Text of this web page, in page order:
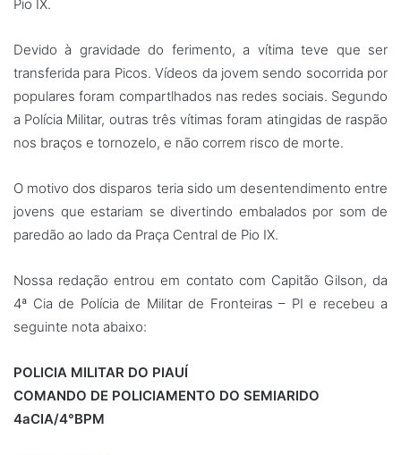
Pio IX.
Devido à gravidade do ferimento, a vítima teve que ser
transferida para Picos. Vídeos da jovem sendo socorrida por
populares foram compartlhados nas redes sociais. Segundo
a Polícia Militar, outras três vítimas foram atingidas de raspão
nos braços e tornozelo, e não correm risco de morte.
O motivo dos disparos teria sido um desentendimento entre
jovens que estariam se divertindo embalados por som de
paredão ao lado da Praça Central de Pio IX.
Nossa redação entrou em contato com Capitão Gilson, da
4ª Cia de Polícia de Militar de Fronteiras – PI e recebeu a
seguinte nota abaixo:
POLICIA MILITAR DO PIAUÍ
COMANDO DE POLICIAMENTO DO SEMIARIDO
4aCIA/4°BPM